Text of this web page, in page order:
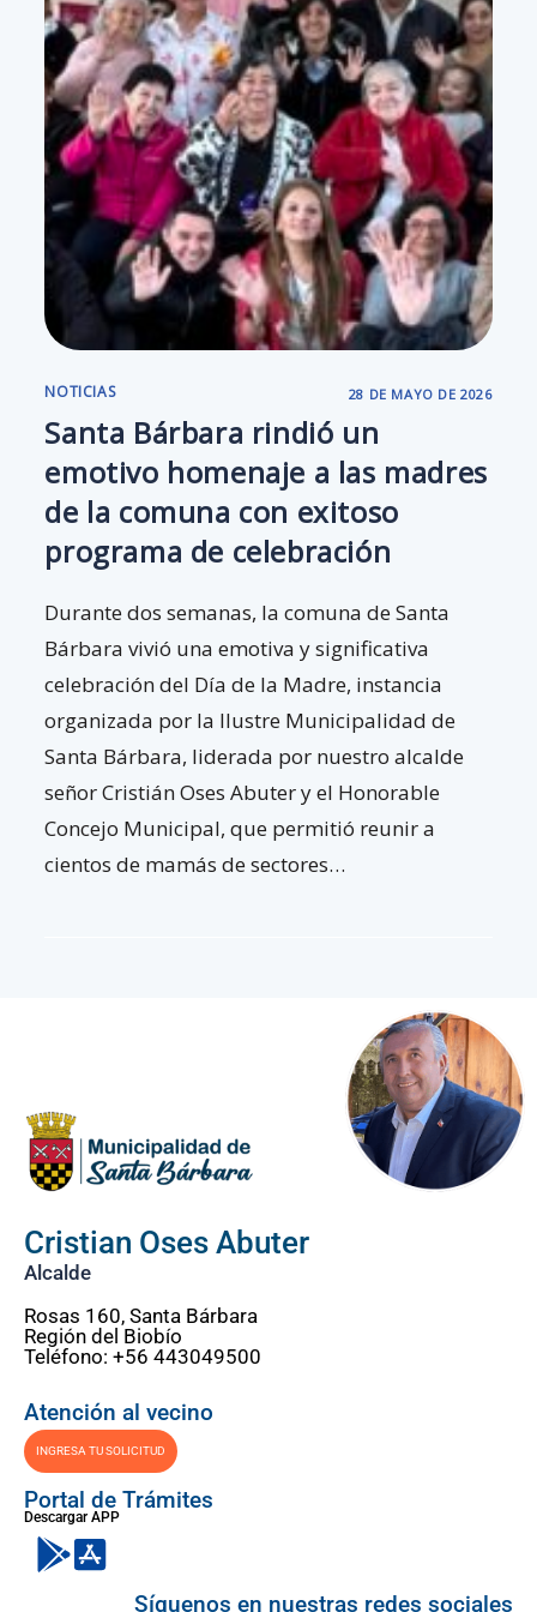
NOTICIAS
Santa Bárbara rindió un
emotivo homenaje a las madres
de la comuna con exitoso
programa de celebración
Durante dos semanas, la comuna de Santa
Bárbara vivió una emotiva y significativa
celebración del Día de la Madre, instancia
organizada por la Ilustre Municipalidad de
Santa Bárbara, liderada por nuestro alcalde
señor Cristián Oses Abuter y el Honorable
Concejo Municipal, que permitió reunir a
cientos de mamás de sectores…
28 DE MAYO DE 2026
Cristian Oses Abuter
Alcalde
Rosas 160, Santa Bárbara
Región del Biobío
Teléfono: +56 443049500
Atención al vecino
INGRESA TU SOLICITUD
Portal de Trámites
Descargar APP
Síguenos en nuestras redes sociales